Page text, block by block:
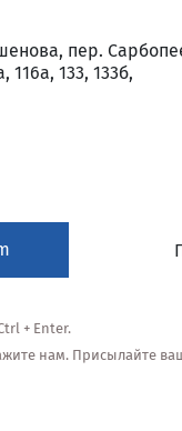
пер.
116а, 133, 133б,
+ Enter.
нам. Присылайте